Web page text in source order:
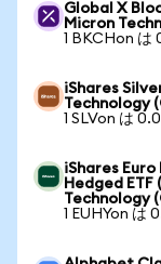
Global X
Micron
1 BKCHon は
iShares
Technology
1 SLVon は
iShares
Hedged ETF
Technology
1 EUHYon は